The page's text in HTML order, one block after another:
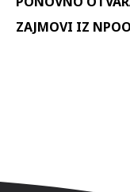
ZAJMOVI IZ NPOO